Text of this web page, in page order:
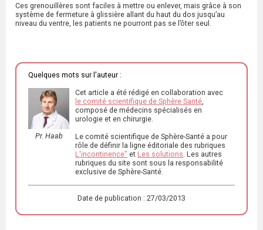
Ces grenouillères sont faciles à mettre ou enlever, mais grâce à son
système de fermeture à glissière allant du haut du dos jusqu’au
niveau du ventre, les patients ne pourront pas se l’ôter seul.
Quelques mots sur l'auteur :
Pr. Haab
Cet article a été rédigé en collaboration avec
le comité scientifique de Sphère Santé,
composé de médecins spécialisés en
urologie et en chirurgie.
Le comité scientifique de Sphère-Santé a pour
rôle de définir la ligne éditoriale des rubriques
L'incontinence" etLes solutions. Les autres
rubriques du site sont sous la responsabilité
exclusive de Sphère-Santé.
Date de publication : 27/03/2013